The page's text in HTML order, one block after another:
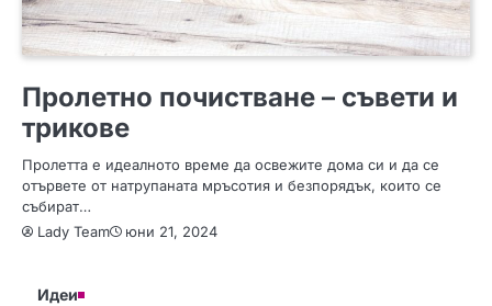
Пролетно почистване – съвети и
трикове
Пролетта е идеалното време да освежите дома си и да се
отървете от натрупаната мръсотия и безпорядък, които се
събират…
Lady Team
юни 21, 2024
Идеи